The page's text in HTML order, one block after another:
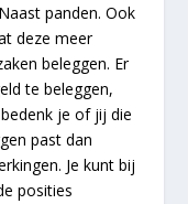
panden. Ook
deze meer
beleggen. Er
te beleggen,
je of jij die
past dan
Je kunt bij
posities